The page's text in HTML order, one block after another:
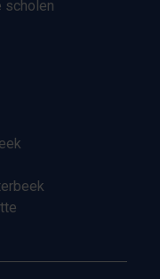
scholen